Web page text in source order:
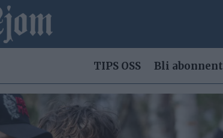
TIPS OSS Bli abonnent